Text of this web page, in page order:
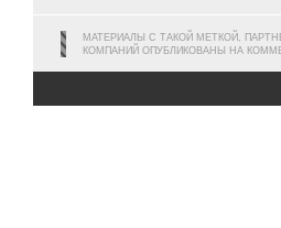
МАТЕРИАЛЫ С ТАКОЙ МЕТКОЙ,
КОМПАНИЙ ОПУБЛИКОВАНЫ НА